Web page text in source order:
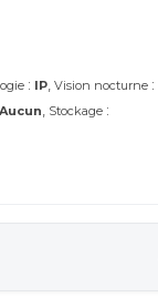
: IP Vision nocturne :
Aucun Stockage :